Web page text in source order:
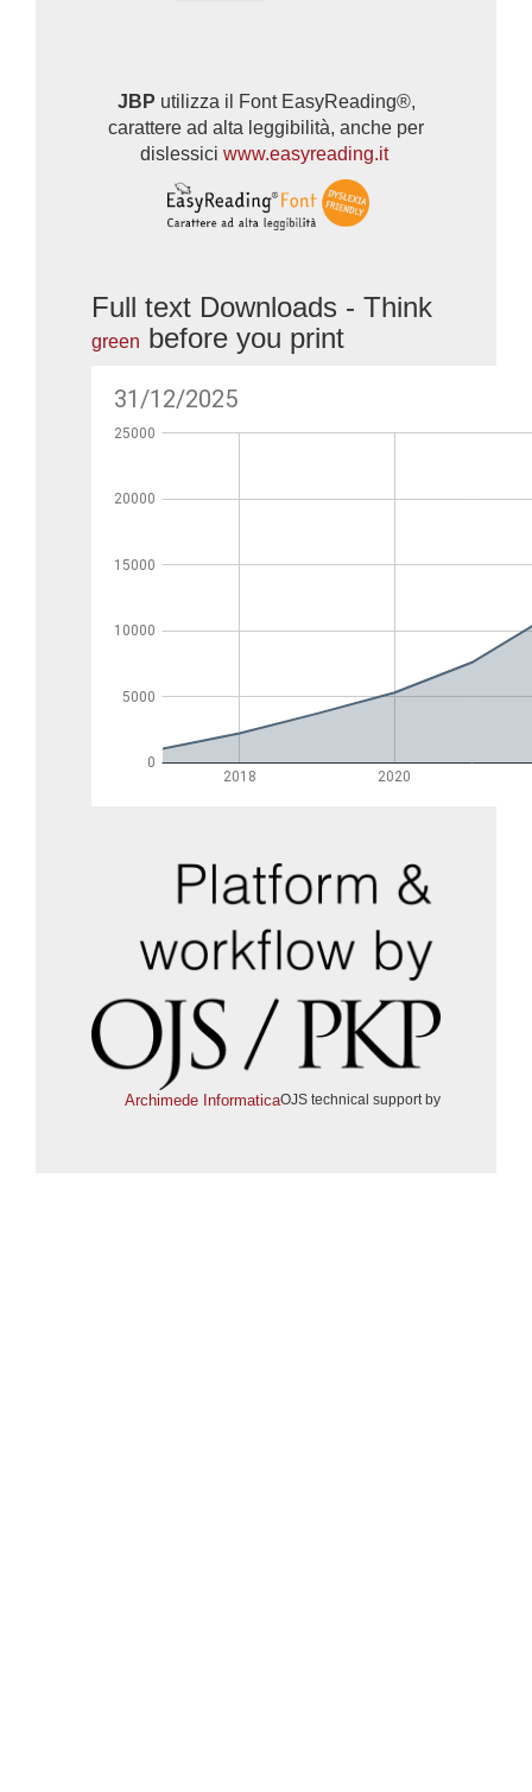
JBP utilizza il Font EasyReading®,
carattere ad alta leggibilità, anche per
dislessici www.easyreading.it
Full text Downloads - Think
green before you print
OJS technical support by
Archimede Informatica